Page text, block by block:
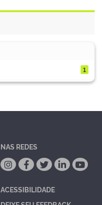
1
NAS REDES
ACESSIBILIDADE